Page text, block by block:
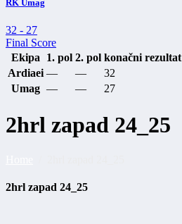
RK Umag
32 - 27
Final Score
Ekipa
1. pol 2. pol konačni rezultat
Ardiaei — —
32
Umag — — 27
2hrl zapad 24_25
2hrl zapad 24_25